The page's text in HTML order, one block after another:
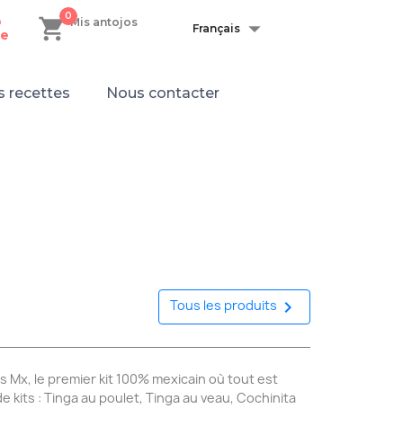
shopping_cart Mis antojos
0
Français 
recettes Nous contacter
Tous les produits 
le premier kit 100% mexicain où tout est
kits : Tinga au poulet, Tinga au veau, Cochinita